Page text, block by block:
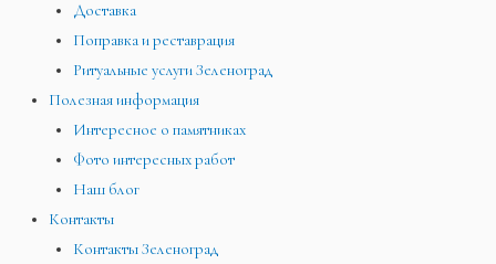
Доставка
Поправка и реставрация
Ритуальные услуги Зеленоград
Полезная информация
Интересное о памятниках
Фото интересных работ
Наш блог
Контакты
Контакты Зеленоград